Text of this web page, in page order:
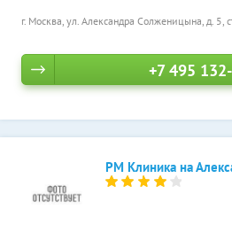
г. Москва, ул. Александра Солженицына, д. 5,
+7 495
РМ Клиника на